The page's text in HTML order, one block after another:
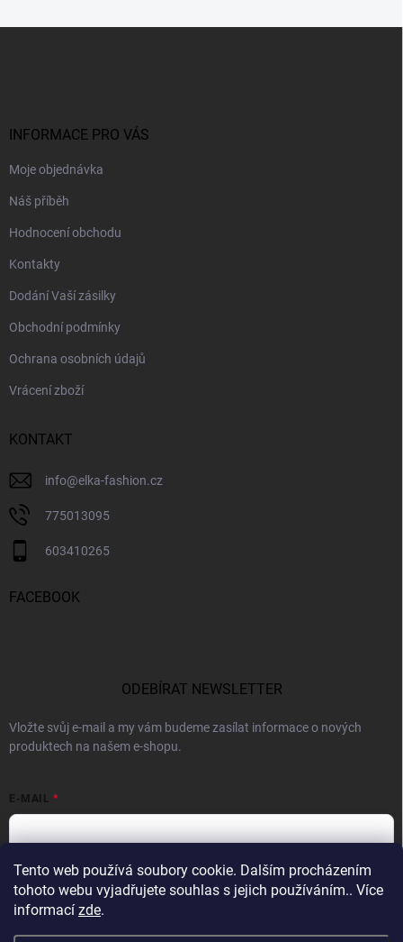
Tento web používá soubory cookie. Dalším procházením
tohoto webu vyjadřujete souhlas s jejich používáním.. Více
informací zde.
INFORMACE PRO VÁS
Moje objednávka
Náš příběh
Hodnocení obchodu
Kontakty
Dodání Vaší zásilky
Obchodní podmínky
Ochrana osobních údajů
Vrácení zboží
KONTAKT
info@elka-fashion.cz
775013095
603410265
FACEBOOK
ODEBÍRAT NEWSLETTER
Vložte svůj e-mail a my vám budeme zasílat informace o nových
produktech na našem e-shopu.
E-MAIL
Vložením e-mailu souhlasíte spodmínkami ochrany osobních údajů
Přihlásit se